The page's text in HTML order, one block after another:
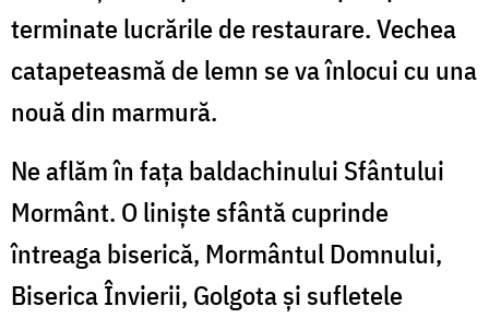
terminate lucrările de restaurare. Vechea
catapeteasmă de lemn se va înlocui cu una
nouă din marmură.
Ne aflăm în fața baldachinului Sfântului
Mormânt. O liniște sfântă cuprinde
întreaga biserică, Mormântul Domnului,
Biserica Învierii, Golgota și sufletele